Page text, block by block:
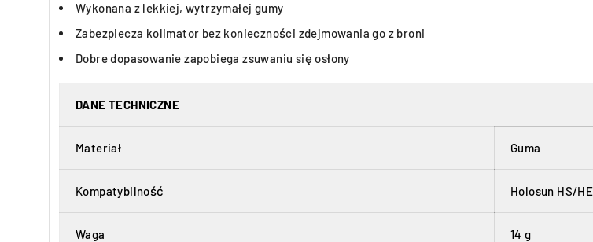
Wykonana z lekkiej, wytrzymałej gumy
Zabezpiecza kolimator bez konieczności zdejmowania go z broni
Dobre dopasowanie zapobiega zsuwaniu się osłony
DANE TECHNICZNE
Materiał Guma
Kompatybilność Holosun HS/
Waga 14 g